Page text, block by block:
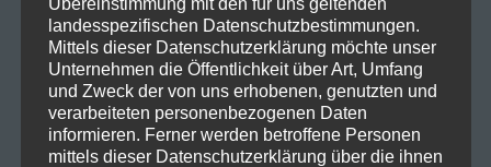
landesspezifischen Datenschutzbestimmungen.
Mittels dieser Datenschutzerklärung möchte unser
Unternehmen die Öffentlichkeit über Art, Umfang
und Zweck der von uns erhobenen, genutzten und
verarbeiteten personenbezogenen Daten
informieren. Ferner werden betroffene Personen
mittels dieser Datenschutzerklärung über die ihnen